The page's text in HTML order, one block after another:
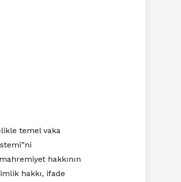
temel vaka
hakkının
hakkı, ifade